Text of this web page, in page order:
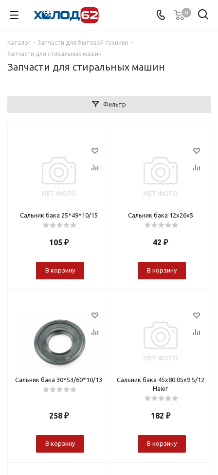
0
Каталог - Запчасти для бытовой техники -
Запчасти для стиральных машин
Запчасти для стиральных машин
Фильтр
Сальник бака 25*49*10/15
105₽
В корзину
Сальник бака 12х26х5
42 ₽
В корзину
Сальник бака 30*53/60*10/13
258₽
В корзину
Сальник бака 45x80.05x9.5/12
Haier
182 ₽
В корзину